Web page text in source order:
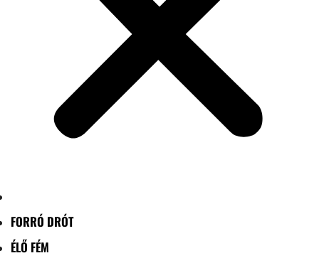
FORRÓ DRÓT
ÉLŐ FÉM